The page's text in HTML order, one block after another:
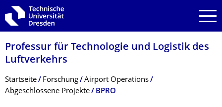
Zur Hauptnavigation springen
Zur Suche springen
Zum Inhalt springen
Professur für Technologie und Logistik des
Luftverkehrs
Breadcrumb-Menü
Startseite Forschung
Airport Operations
Abgeschlossene Projekte
BPRO